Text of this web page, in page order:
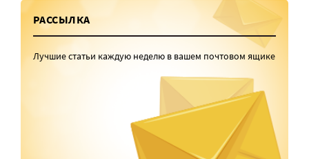
РАССЫЛКА
Лучшие статьи каждую неделю в вашем почтовом ящике